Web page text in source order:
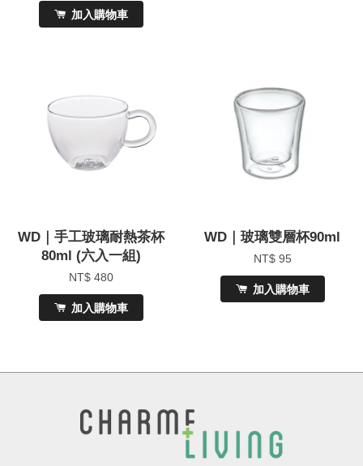
加入購物車
WD｜手工玻璃耐熱茶杯
80ml (六入一組)
NT$ 480
加入購物車
WD｜玻璃雙層杯90ml
NT$ 95
加入購物車